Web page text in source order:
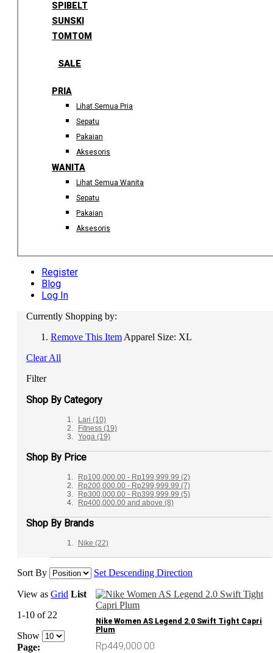
SPIBELT
SUNSKI
TOMTOM
SALE
PRIA
Lihat Semua Pria
Sepatu
Pakaian
Aksesoris
WANITA
Lihat Semua Wanita
Sepatu
Pakaian
Aksesoris
Register
Blog
Log In
Currently Shopping by:
Remove This Item Apparel Size: XL
Clear All
Filter
Shop By Category
Lari (10)
Fitness (19)
Yoga (19)
Shop By Price
Rp100,000.00 - Rp199,999.99 (2)
Rp200,000.00 - Rp299,999.99 (7)
Rp300,000.00 - Rp399,999.99 (5)
Rp400,000.00 and above (8)
Shop By Brands
Nike (22)
Sort By Set Descending Direction
View as Grid List
1-10 of 22
Show
Page:
Nike Women AS Legend 2.0 Swift Tight Capri
Plum
Rp449,000.00